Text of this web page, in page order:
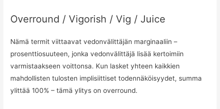
Overround / Vigorish / Vig / Juice
Nämä termit viittaavat vedonvälittäjän marginaaliin –
prosenttiosuuteen, jonka vedonvälittäjä lisää kertoimiin
varmistaakseen voittonsa. Kun lasket yhteen kaikkien
mahdollisten tulosten implisiittiset todennäköisyydet, summa
ylittää 100% – tämä ylitys on overround.